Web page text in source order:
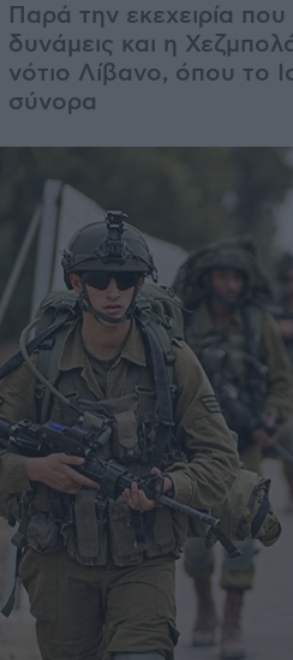
Παρά την εκεχειρία που
δυνάμεις και η
νότιο Λίβανο, όπου το
σύνορα